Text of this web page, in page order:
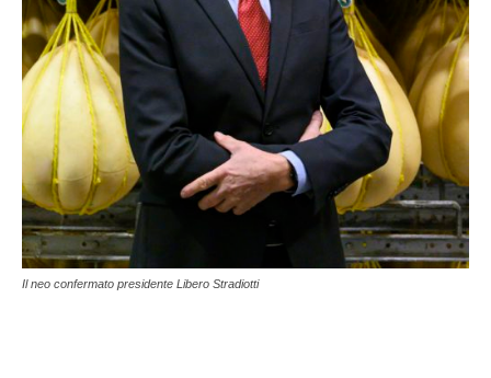
Il neo confermato presidente Libero Stradiotti